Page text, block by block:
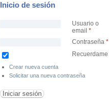
Inicio de sesión
Usuario o
email *
Contraseña *
Recuerdame
Crear nueva cuenta
Solicitar una nueva contraseña